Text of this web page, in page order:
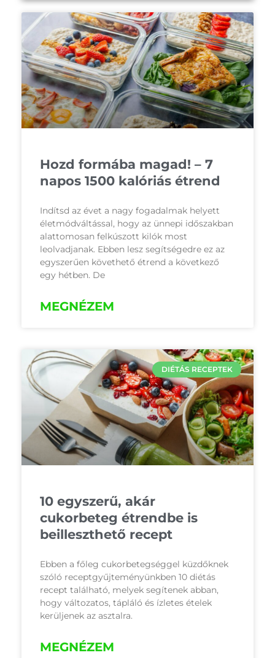
Hozd formába magad! – 7
napos 1500 kalóriás étrend
Indítsd az évet a nagy fogadalmak helyett
életmódváltással, hogy az ünnepi időszakban
alattomosan felkúszott kilók most
leolvadjanak. Ebben lesz segítségedre ez az
egyszerűen követhető étrend a következő
egy hétben. De
MEGNÉZEM
DIÉTÁS RECEPTEK
10 egyszerű, akár
cukorbeteg étrendbe is
beilleszthető recept
Ebben a főleg cukorbetegséggel küzdőknek
szóló receptgyűjteményünkben 10 diétás
recept található, melyek segítenek abban,
hogy változatos, tápláló és ízletes ételek
kerüljenek az asztalra.
MEGNÉZEM